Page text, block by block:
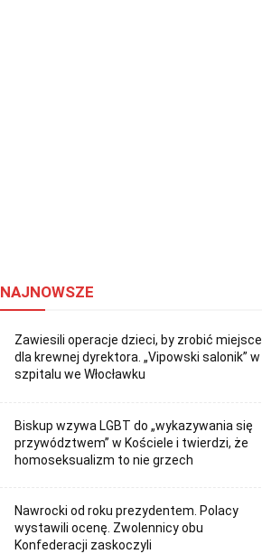
NAJNOWSZE
Zawiesili operacje dzieci, by zrobić miejsce
dla krewnej dyrektora. „Vipowski salonik” w
szpitalu we Włocławku
Biskup wzywa LGBT do „wykazywania się
przywództwem” w Kościele i twierdzi, że
homoseksualizm to nie grzech
Nawrocki od roku prezydentem. Polacy
wystawili ocenę. Zwolennicy obu
Konfederacji zaskoczyli